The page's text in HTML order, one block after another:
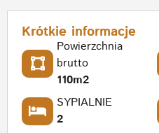
Krótkie informacje
Powierzchnia
brutto
110m2
SYPIALNIE
2